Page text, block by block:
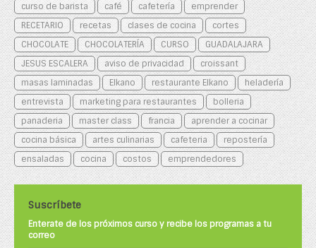
curso de barista
café cafetería
emprender
RECETARIO
recetas clases de cocina
cortes
CHOCOLATE
CHOCOLATERÍA CURSO
GUADALAJARA
JESUS ESCALERA
aviso de privacidad
croissant
masas laminadas
Elkano restaurante Elkano
heladería
entrevista
marketing para restaurantes
bolleria
panaderia
master class francia
aprender a cocinar
cocina básica
artes culinarias cafeteria
repostería
ensaladas
cocina costos emprendedores
Suscríbete
Enterate de los próximos curso y recibe los programas a tu
correo